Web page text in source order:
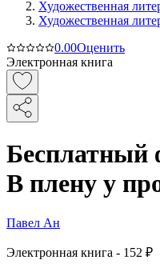
Художественная
Художественная
0.00Оценить
Электронная книга
Бесплатный
В плену у
Павел Ан
Электронная книга - 152 ₽